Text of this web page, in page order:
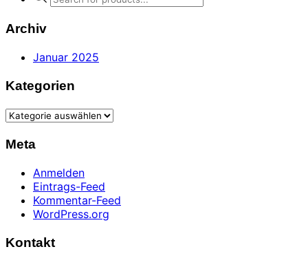
search
Archiv
Januar 2025
Kategorien
Kategorien
Meta
Anmelden
Eintrags-Feed
Kommentar-Feed
WordPress.org
Kontakt